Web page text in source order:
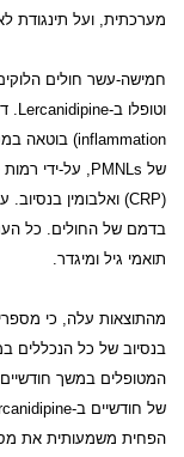
מערכתית, ועל תינגודת
חמישה-עשר חולים
וטופלו ב-Lercanidipine
.
inflammation) בוטאה
של PMNLs , על-ידי
(CRP) ואלבומין בנסיוב.
בדמם של החולים. כל
תואמי גיל ומיגדר.
מהתוצאות עלה, כי
בנסיוב של כל הנכללים
המטופלים במשך
של חודשיים ב-
הפחית משמעותית את